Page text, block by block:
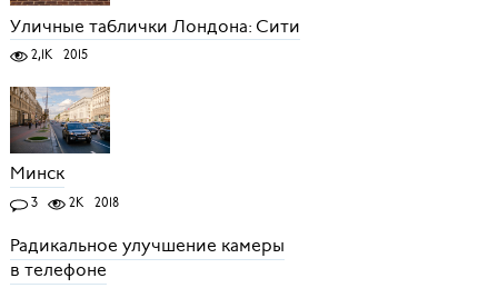
Уличные таблички Лондона: Сити
2,1K 2015
Минск
3 2K 2018
Радикальное улучшение камеры
в телефоне